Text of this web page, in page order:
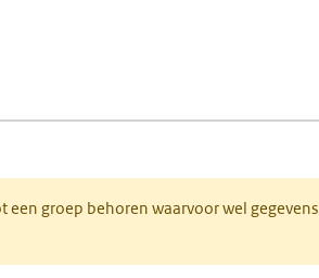
een groep behoren waarvoor wel gegevens